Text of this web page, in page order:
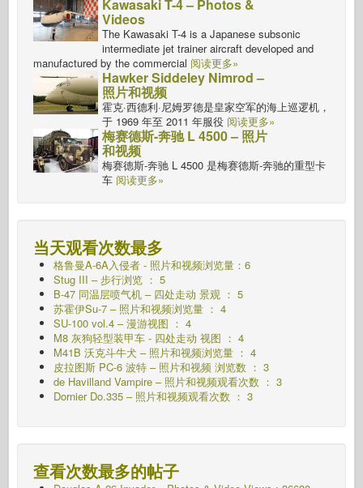
Kawasaki T-4 – Photos &
Videos
The Kawasaki T-4 is a Japanese subsonic
intermediate jet trainer aircraft developed and
manufactured by the commercial 阅读更多»
Hawker Siddeley Nimrod –
照片和视频
霍克·西德利·尼姆罗德是皇家空军的海上巡逻机，
于 1969 年至 2011 年服役 阅读更多»
梅赛德斯-奔驰 L 4500 – 照片
和视频
梅赛德斯-奔驰 L 4500 是梅赛德斯-奔驰的重型卡
车 阅读更多»
当天观看次数最多
格鲁曼A-6A入侵者 - 照片和视频浏览量：6
Stug III – 步行浏览 ： 5
B-47 同温层喷气机 – 四处走动 景观 ： 5
苏霍伊Su-7 – 照片和视频浏览量 ： 4
SU-100 vol.4 – 漫游视图 ： 4
M8 灰狗轻型装甲车 - 四处走动 视图 ： 4
M41B 沃克斗牛犬 – 照片和视频浏览量 ： 4
皮拉图斯 PC-6 波特 – 照片和视频 浏览数 ： 3
de Havilland Vampire – 照片和视频观看次数 ： 3
Dornier Do.335 – 照片和视频观看次数 ： 3
查看次数最多的帖子